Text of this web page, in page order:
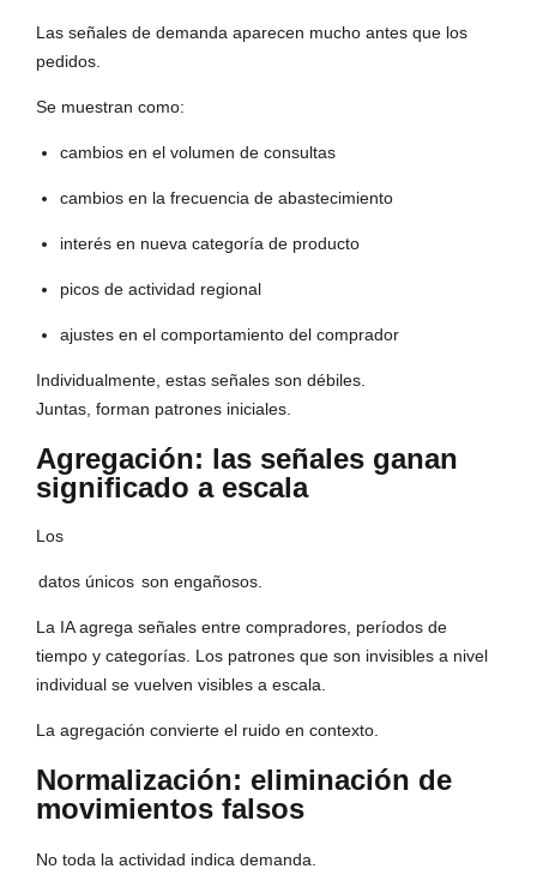
Las señales de demanda aparecen mucho antes que los
pedidos.
Se muestran como:
cambios en el volumen de consultas
cambios en la frecuencia de abastecimiento
interés en nueva categoría de producto
picos de actividad regional
ajustes en el comportamiento del comprador
Individualmente, estas señales son débiles.
Juntas, forman patrones iniciales.
Agregación: las señales ganan
significado a escala
Los
datos únicos son engañosos.
La IA agrega señales entre compradores, períodos de
tiempo y categorías. Los patrones que son invisibles a nivel
individual se vuelven visibles a escala.
La agregación convierte el ruido en contexto.
Normalización: eliminación de
movimientos falsos
No toda la actividad indica demanda.